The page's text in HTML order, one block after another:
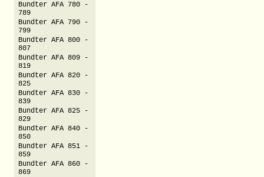
Bundter AFA 780 -
789
Bundter AFA 790 -
799
Bundter AFA 800 -
807
Bundter AFA 809 -
819
Bundter AFA 820 -
825
Bundter AFA 830 -
839
Bundter AFA 825 -
829
Bundter AFA 840 -
850
Bundter AFA 851 -
859
Bundter AFA 860 -
869